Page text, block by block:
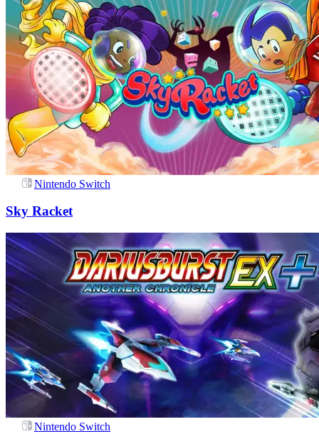
Nintendo Switch
Sky Racket
Nintendo Switch